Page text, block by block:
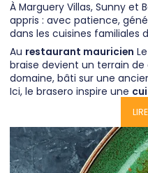
À Marguery Villas, Sunny et
appris : avec patience,
dans les cuisines familiales
Au restaurant mauricien
braise devient un terrain de
domaine, bâti sur une
Ici, le brasero inspire une
les liens tissés avec les
Dans chacun de nos
Maurice, les équipes sont
attachées àfaire vivreleur